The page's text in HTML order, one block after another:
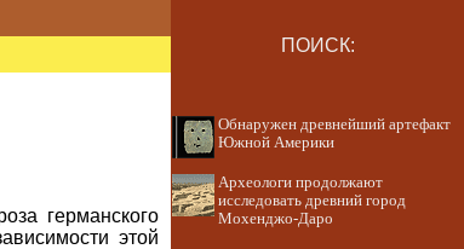
ПОИСК:
германского
этой
Обнаружен древнейший артефакт
Южной Америки
Археологи продолжают
исследовать древний город
Мохенджо-Даро